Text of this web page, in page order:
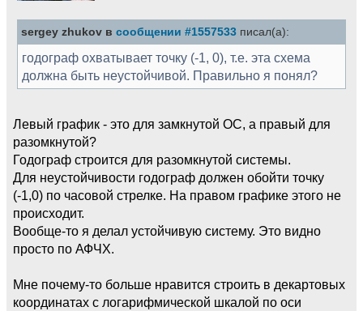
sergey zhukov в сообщении #1557533 писал(а):
годограф охватывает точку (-1, 0), т.е. эта схема
должна быть неустойчивой. Правильно я понял?
Левый график - это для замкнутой ОС, а правый для
разомкнутой?
Годограф строится для разомкнутой системы.
Для неустойчивости годограф должен обойти точку
(-1,0) по часовой стрелке. На правом графике этого не
происходит.
Вообще-то я делал устойчивую систему. Это видно
просто по АФЧХ.
Мне почему-то больше нравится строить в декартовых
координатах с логарифмической шкалой по оси